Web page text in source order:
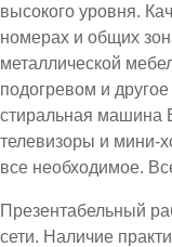
высокого уровня.
номерах и общих
металлической
подогревом и
стиральная машина
телевизоры и мини-
все необходимое.
Презентабельный
сети. Наличие